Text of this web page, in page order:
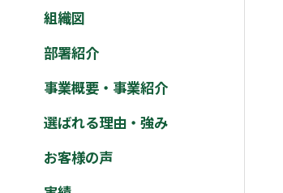
組織図
部署紹介
事業概要・事業紹介
選ばれる理由・強み
お客様の声